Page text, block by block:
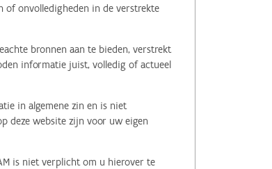
of onvolledigheden in de verstrekte
bronnen aan te bieden, verstrekt
informatie juist, volledig of actueel
in algemene zin en is niet
deze website zijn voor uw eigen
is niet verplicht om u hierover te